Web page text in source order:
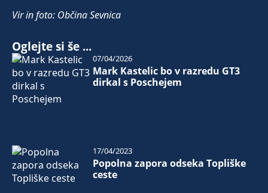
Vir in foto: Občina Sevnica
Oglejte si še ...
Mark Kastelic bo v razredu GT3
dirkal s Poschejem
07/04/2026
Popolna zapora odseka Topliške
ceste
17/04/2023